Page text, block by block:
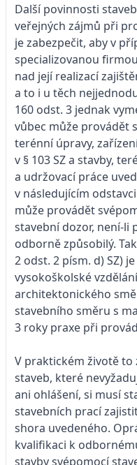
Další povinnosti
veřejných zájmů při
je zabezpečit, aby v
specializovanou
nad její realizací
a to i u těch
160 odst. 3 jednak
vůbec může provádět
terénní úpravy,
v § 103 SZ a stavby,
a udržovací práce
v následujícím
může provádět
stavební dozor, není-li
odborně způsobilý.
2 odst. 2 písm. d) SZ)
vysokoškolské
architektonického
stavebního směru s
3 roky praxe při
V praktickém životě to
staveb, které
ani ohlášení, si musí
stavebních prací
shora uvedeného.
kvalifikaci k
stavby svépomocí